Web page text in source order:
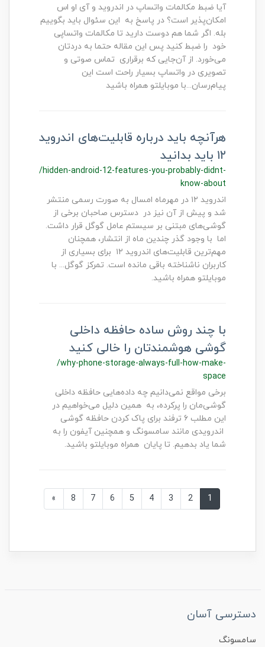
آیا ضبط مکالمات واتساپ در اندروید و آی او اس
امکان‌پذیر است؟ در پاسخ به این سئوال باید بگوییم
بله. اگر شما هم دوست دارید تا مکالمات واتساپی
خود را ضبط کنید پس این مقاله حتما به دردتان
می‌خورد. از آن‌جایی که برقراری تماس صوتی و
تصویری در واتساپ بسیار راحت‌ است این
پیام‌رسان...با موبایلتو همراه باشید
هرآنچه باید درباره قابلیت‌های اندروید
۱۲ باید بدانید
/hidden-android-12-features-you-probably-didnt-
know-about
اندروید ۱۲ در مهرماه امسال به صورت رسمی منتشر
شد و پیش از آن نیز در دسترس صاحبان برخی از
گوشی‌‌های مبتنی بر سیستم عامل گوگل قرار داشت.
اما با وجود گذر چندین ماه از انتشار، همچنان
مهم‌ترین قابلیت‌های اندروید ۱۲ برای بسیاری از
کاربران ناشناخته باقی مانده است. تمرکز گوگل... با
موبایلتو همراه باشید.
با چند روش ساده حافظه داخلی
گوشی هوشمندتان را خالی کنید
/why-phone-storage-always-full-how-make-
space
برخی مواقع نمی‌دانیم چه داده‌هایی حافظه داخلی
گوشی‌مان را پرکرده، به همین دلیل می‌خواهیم در
این مطلب ۶ ترفند برای پاک کردن حافظه گوشی
اندرویدی مانند سامسونگ و همچنین آیفون را به
شما یاد بدهیم. تا پایان همراه موبایلتو باشید.
1
2
3
4
5
6
7
8
»
دسترسی آسان
سامسونگ